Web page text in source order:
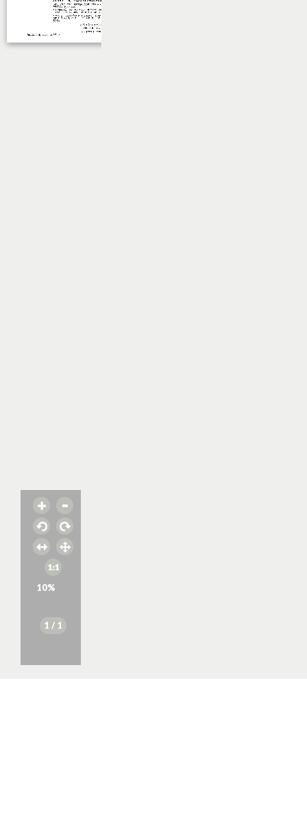
10%
1 / 1